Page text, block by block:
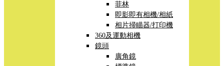
菲林
即影即有相機/相紙
相片掃瞄器/打印機
360及運動相機
鏡頭
廣角鏡